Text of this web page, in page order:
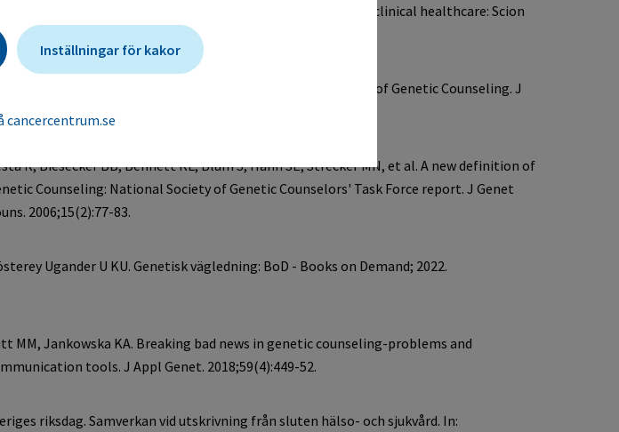
Inställningar för kakor
cancercentrum.se